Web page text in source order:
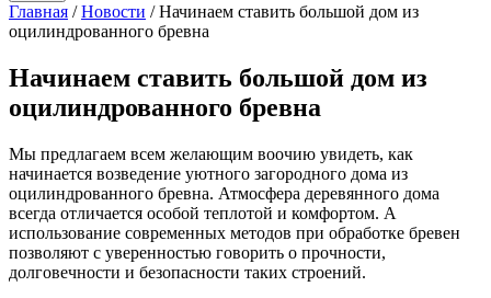
Главная /Новости /Начинаем ставить большой дом из
оцилиндрованного бревна
Начинаем ставить большой дом из
оцилиндрованного бревна
Мы предлагаем всем желающим воочию увидеть, как
начинается возведение уютного загородного дома из
оцилиндрованного бревна. Атмосфера деревянного дома
всегда отличается особой теплотой и комфортом. А
использование современных методов при обработке бревен
позволяют с уверенностью говорить о прочности,
долговечности и безопасности таких строений.